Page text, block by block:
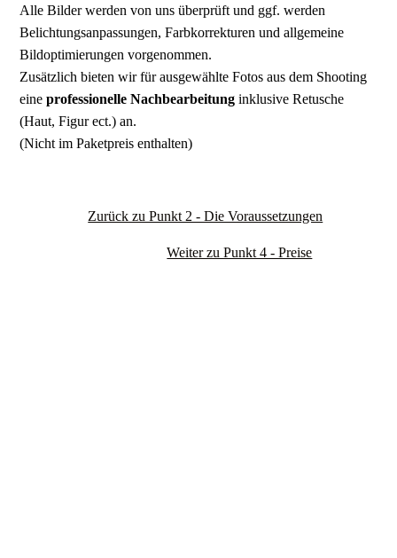
Alle Bilder werden von uns überprüft und ggf. werden
Belichtungsanpassungen, Farbkorrekturen und allgemeine
Bildoptimierungen vorgenommen.
Zusätzlich bieten wir für ausgewählte Fotos aus dem Shooting
eineprofessionelle Nachbearbeitung inklusive Retusche
(Haut, Figur ect.) an.
(Nicht im Paketpreis enthalten)
Zurück zu Punkt 2 - Die Voraussetzungen
Weiter zu Punkt 4 - Preise